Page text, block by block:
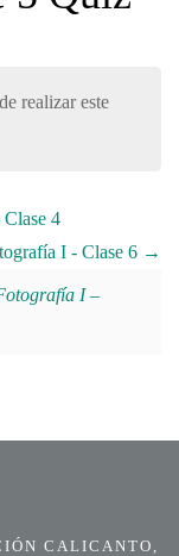
realizar este
4
I - Clase 6
I –
CALICANTO,